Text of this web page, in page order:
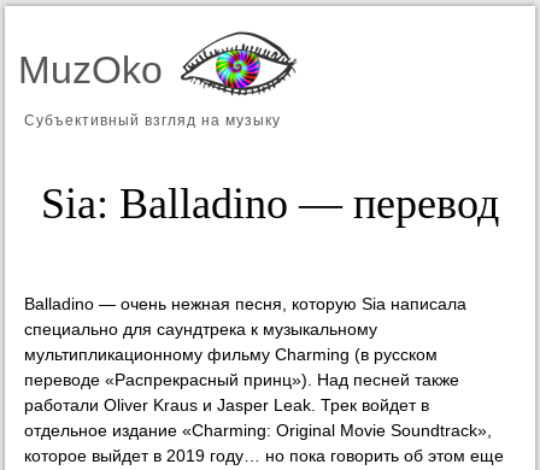
MuzOko
Субъективный взгляд на музыку
Sia: Balladino — перевод
Balladino — очень нежная песня, которую Sia написала
специально для саундтрека к музыкальному
мультипликационному фильму Charming (в русском
переводе «Распрекрасный принц»). Над песней также
работали Oliver Kraus и Jasper Leak. Трек войдет в
отдельное издание «Charming: Original Movie Soundtrack»,
которое выйдет в 2019 году… но пока говорить об этом еще